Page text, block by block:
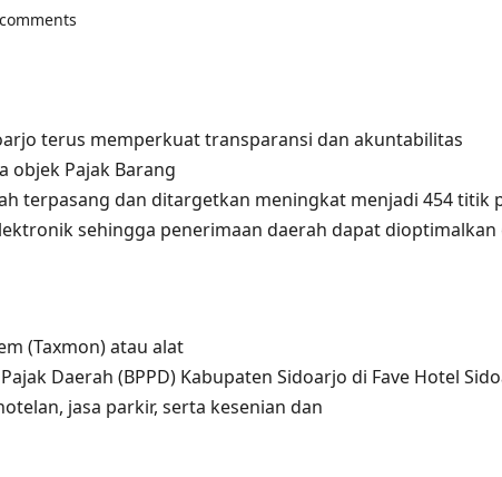
terus memperkuat transparansi dan akuntabilitas
objek Pajak Barang
terpasang dan ditargetkan meningkat menjadi 454 titik
sehingga penerimaan daerah dapat
(Taxmon) atau alat
Daerah (BPPD) Kabupaten Sidoarjo di Fave Hotel
jasa parkir, serta kesenian dan